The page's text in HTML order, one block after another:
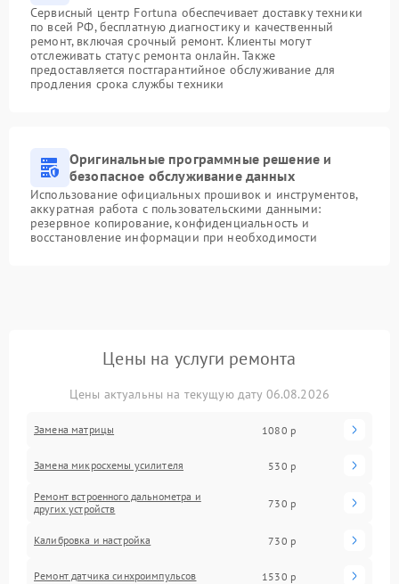
Сервисный центр Fortuna обеспечивает доставку техники
по всей РФ, бесплатную диагностику и качественный
ремонт, включая срочный ремонт. Клиенты могут
отслеживать статус ремонта онлайн. Также
предоставляется постгарантийное обслуживание для
продления срока службы техники
Оригинальные программные решение и
безопасное обслуживание данных
Использование официальных прошивок и инструментов,
аккуратная работа с пользовательскими данными:
резервное копирование, конфиденциальность и
восстановление информации при необходимости
Цены на услуги ремонта
Цены актуальны на текущую дату 06.08.2026
Замена матрицы 1080 р
Замена микросхемы усилителя 530 р
Ремонт встроенного дальнометра и
других устройств
730 р
Калибровка и настройка 730 р
Ремонт датчика синхроимпульсов 1530 р